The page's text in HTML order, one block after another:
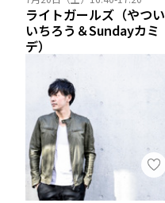
ライトガールズ（やつい
いちろう＆Sundayカミ
デ）